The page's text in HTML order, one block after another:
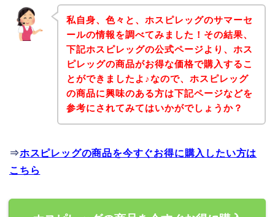
私自身、色々と、ホスピレッグのサマーセ
ールの情報を調べてみました！その結果、
下記ホスピレッグの公式ページより、ホス
ピレッグの商品がお得な価格で購入するこ
とができましたよ♪なので、ホスピレッグ
の商品に興味のある方は下記ページなどを
参考にされてみてはいかがでしょうか？
⇒ホスピレッグの商品を今すぐお得に購入したい方は
こちら